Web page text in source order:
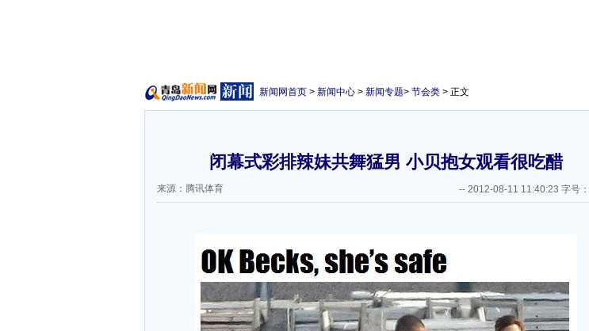
新闻网首页 > 新闻中心 > 新闻专题> 节会类 > 正文
闭幕式彩排辣妹共舞猛男 小贝抱女观看很吃醋
来源：腾讯体育 -- 2012-08-11 11:40:23 字号：